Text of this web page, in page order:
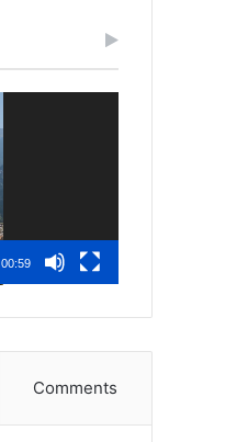
00:59
Comments